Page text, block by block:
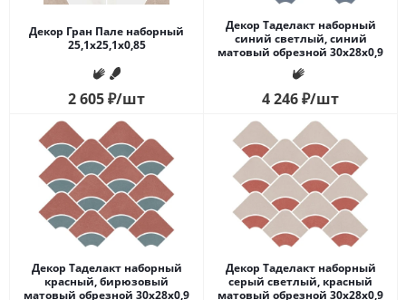
Декор Гран Пале наборный
25,1x25,1x0,85
2 605₽/шт
Декор Таделакт наборный
синий светлый, синий
матовый обрезной 30x28x0,9
4 246₽/шт
Декор Таделакт наборный
красный, бирюзовый
матовый обрезной 30x28x0,9
Декор Таделакт наборный
серый светлый, красный
матовый обрезной 30x28x0,9